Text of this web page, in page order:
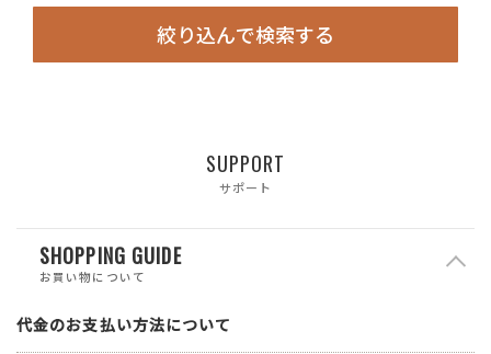
絞り込んで検索する
SUPPORT
サポート
SHOPPING GUIDE
お買い物について
代金のお支払い方法について